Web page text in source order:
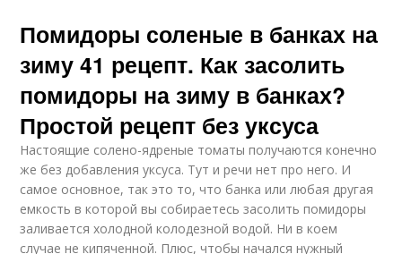
Помидоры соленые в банках на
зиму 41 рецепт. Как засолить
помидоры на зиму в банках?
Простой рецепт без уксуса
Настоящие солено-ядреные томаты получаются конечно
же без добавления уксуса. Тут и речи нет про него. И
самое основное, так это то, что банка или любая другая
емкость в которой вы собираетесь засолить помидоры
заливается холодной колодезной водой. Ни в коем
случае не кипяченной. Плюс, чтобы начался нужный